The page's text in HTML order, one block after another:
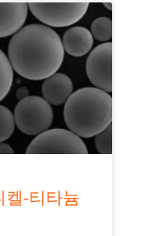
켈-티타늄